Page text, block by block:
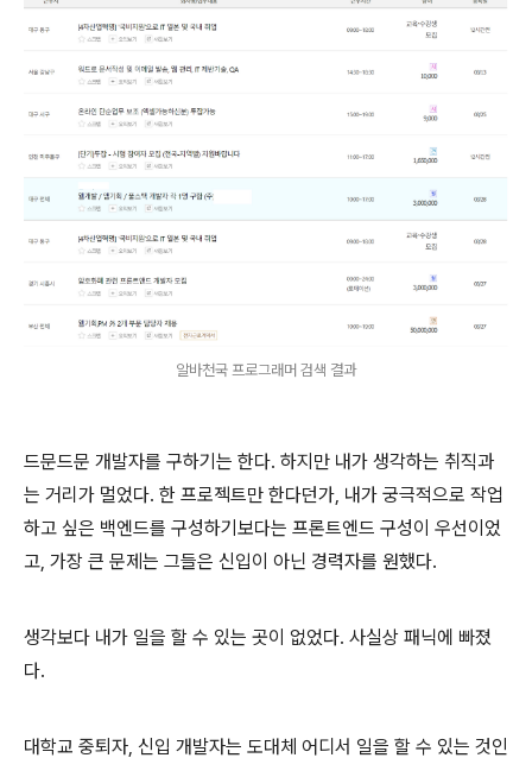
알바천국 프로그래머 검색 결과
드문드문 개발자를 구하기는 한다. 하지만 내가 생각하는 취직과
는 거리가 멀었다. 한 프로젝트만 한다던가, 내가 궁극적으로 작업
하고 싶은 백엔드를 구성하기보다는 프론트엔드 구성이 우선이었
고, 가장 큰 문제는 그들은 신입이 아닌 경력자를 원했다.
생각보다 내가 일을 할 수 있는 곳이 없었다. 사실상 패닉에 빠졌
다.
대학교 중퇴자, 신입 개발자는 도대체 어디서 일을 할 수 있는 것인